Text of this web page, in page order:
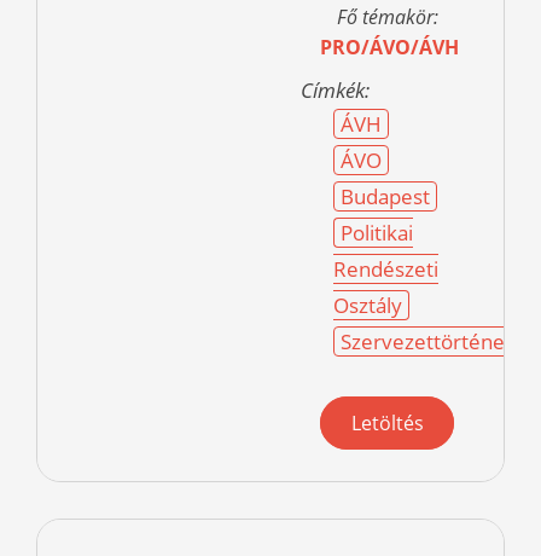
Fő témakör:
PRO/ÁVO/ÁVH
Címkék:
ÁVH
ÁVO
Budapest
Politikai
Rendészeti
Osztály
Szervezettörténet
Letöltés